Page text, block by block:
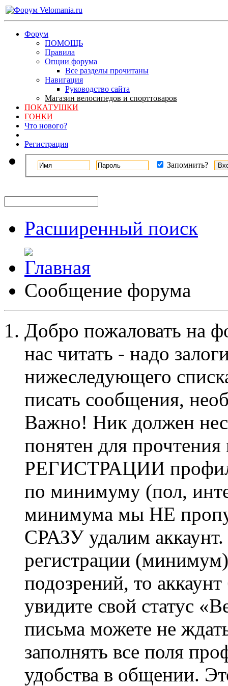
Форум
ПОМОЩЬ
Правила
Опции форума
Все разделы прочитаны
Навигация
Руководство сайта
Магазин велосипедов и спорттоваров
ПОКАТУШКИ
ГОНКИ
Что нового?
Регистрация
Запомнить?
Расширенный поиск
Сообщение форума
Добро пожаловать на
нас читать - надо
нижеследующего
писать сообщения,
Важно! Ник должен
понятен для
РЕГИСТРАЦИИ профиль
по минимуму (пол,
минимума мы НЕ
СРАЗУ удалим
регистрации
подозрений, то
увидите свой статус
письма можете не
заполнять все поля
удобства в общении.